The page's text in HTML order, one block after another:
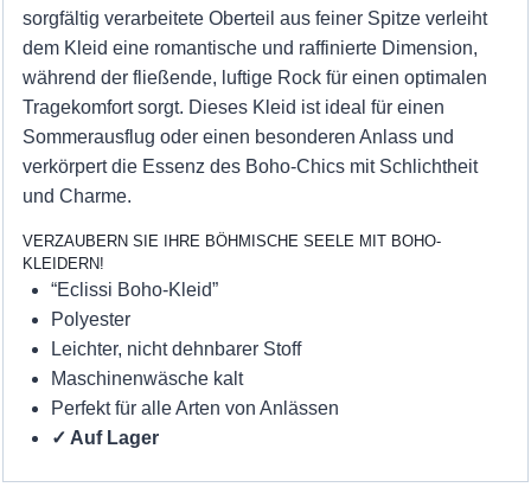
sorgfältig verarbeitete Oberteil aus feiner Spitze verleiht
dem Kleid eine romantische und raffinierte Dimension,
während der fließende, luftige Rock für einen optimalen
Tragekomfort sorgt. Dieses Kleid ist ideal für einen
Sommerausflug oder einen besonderen Anlass und
verkörpert die Essenz des Boho-Chics mit Schlichtheit
und Charme.
VERZAUBERN SIE IHRE BÖHMISCHE SEELE MIT BOHO-
KLEIDERN!
“Eclissi Boho-Kleid”
Polyester
Leichter, nicht dehnbarer Stoff
Maschinenwäsche kalt
Perfekt für alle Arten von Anlässen
✓ Auf Lager